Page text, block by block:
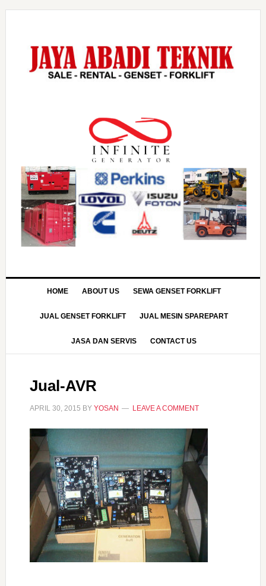
HOME ABOUT US SEWA GENSET FORKLIFT
JUAL GENSET FORKLIFT JUAL MESIN SPAREPART
JASA DAN SERVIS CONTACT US
Jual-AVR
APRIL 30, 2015 BY YOSAN LEAVE A COMMENT